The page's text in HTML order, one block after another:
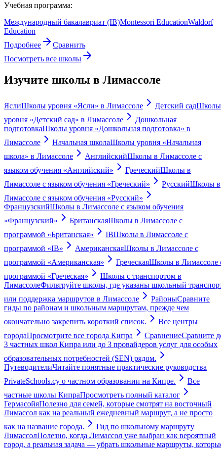
Учебная программа:
Международный бакалавриат (IB)Montessori EducationWaldorf
Education
Подробнее
Сравнить
Посмотреть все школы
Изучите школы в Лимассоле
ЯслиШколы уровня «Ясли» в Лимассоле Детский садШколы
уровня «Детский сад» в Лимассоле
Дошкольная
подготовкаШколы уровня «Дошкольная подготовка» в
Лимассоле
Начальная школаШколы уровня «Начальная
школа» в Лимассоле
АнглийскийШколы в Лимассоле с
языком обучения «Английский»
ГреческийШколы в
Лимассоле с языком обучения «Греческий»
РусскийШколы в
Лимассоле с языком обучения «Русский»
ФранцузскийШколы в Лимассоле с языком обучения
«Французский»
БританскаяШколы в Лимассоле с
программой «Британская»
IBШколы в Лимассоле с
программой «IB»
АмериканскаяШколы в Лимассоле с
программой «Американская»
ГреческаяШколы в Лимассоле
программой «Греческая»
Школы с транспортом в
ЛимассолеФильтруйте школы, где указаны школьный
или поддержка маршрутов в Лимассоле
РайоныСравните
гиды по районам и школьным маршрутам, прежде чем
окончательно закрепить короткий список.
Все центры
городаПросмотрите все города Кипра СравнениеСравните
3 частных школ Кипра или до 3 провайдеров услуг для особых
образовательных потребностей (SEN) рядом.
ПутеводителиЧитайте понятные практические руководства
PrivateSchools.cy о частном образовании на Кипре.
Все
частные школы КипраПросмотреть полный каталог
ГермасойяПолезно для семей, которые смотрят на восточный
Лимассол как на реальный ежедневный маршрут, а не просто
как на название города.
Гид по школьному маршруту
ЛимассолПолезно, когда Лимассол уже выбран как вероятный
город, а реальная задача — убрать школьные маршруты,